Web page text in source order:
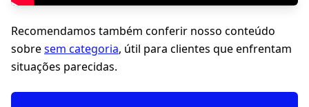
Recomendamos também conferir nosso conteúdo
sobresem categoria, útil para clientes que enfrentam
situações parecidas.